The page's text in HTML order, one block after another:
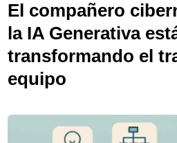
El compañero
la IA Generativa
transformando el
equipo